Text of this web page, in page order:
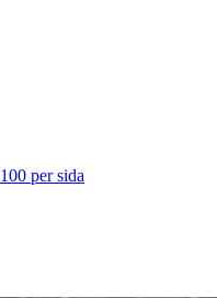
100 per sida